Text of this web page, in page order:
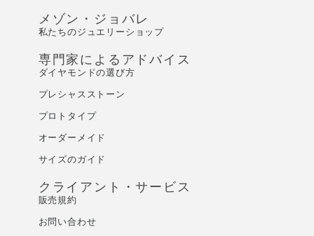
メゾン・ジョバレ
私たちのジュエリーショップ
専門家によるアドバイス
ダイヤモンドの選び方
プレシャスストーン
プロトタイプ
オーダーメイド
サイズのガイド
クライアント・サービス
販売規約
お問い合わせ